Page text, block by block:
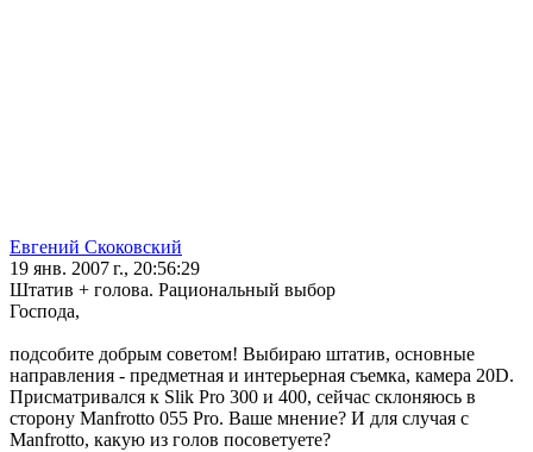
Евгений Скоковский
19 янв. 2007 г., 20:56:29
Штатив + голова. Рациональный выбор
Господа,
подсобите добрым советом! Выбираю штатив, основные
направления - предметная и интерьерная съемка, камера 20D.
Присматривался к Slik Pro 300 и 400, сейчас склоняюсь в
сторону Manfrotto 055 Pro. Ваше мнение? И для случая с
Manfrotto, какую из голов посоветуете?